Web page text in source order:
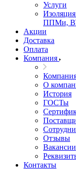
Услуги
ППМи,
Акции
Доставка
Оплата
Компания
О
История
ГОСТы
Отзывы
Вакансии
Контакты